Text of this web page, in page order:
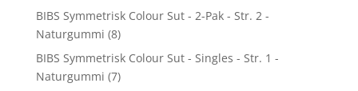
BIBS Symmetrisk Colour Sut - 2-Pak - Str. 2 -
Naturgummi (8)
BIBS Symmetrisk Colour Sut - Singles - Str. 1 -
Naturgummi (7)